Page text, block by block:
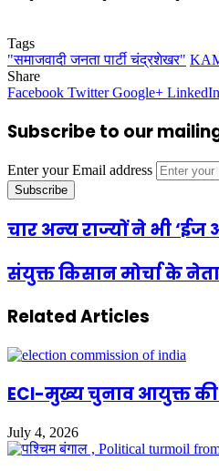
Tags
"समाजवादी जनता पार्टी चंद्रशेखर"
Share
Facebook Twitter Google+ LinkedIn
Subscribe to our
Enter your Email address
चार अन्‍य राज्‍यों ने भी
संयुक्त किसान मोर्चा के
Related Articles
ECI-मुख्य चुनाव आयुक्त की
July 4, 2026